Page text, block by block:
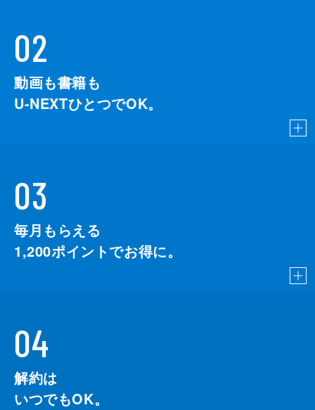
02
動画も書籍も
U-NEXTひとつでOK。
03
毎月もらえる
1,200ポイントでお得に。
04
解約は
いつでもOK。